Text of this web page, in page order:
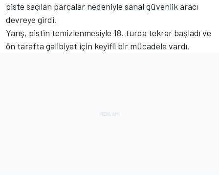
piste saçılan parçalar nedeniyle sanal güvenlik aracı
devreye girdi.
Yarış, pistin temizlenmesiyle 18. turda tekrar başladı ve
ön tarafta galibiyet için keyifli bir mücadele vardı.